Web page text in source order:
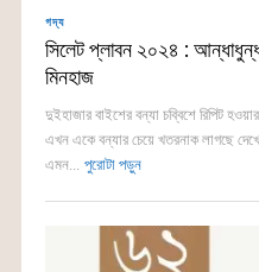
গদ্য
সিলেট প্লাবন ২০২৪ :
মিনহাজ
দুইহাজার বাইশের বন্যা চব্বিশে রিপিট
এখন একে বন্যার চেয়ে খতরনাক লাগছে
এমন... পুরোটা পড়ুন